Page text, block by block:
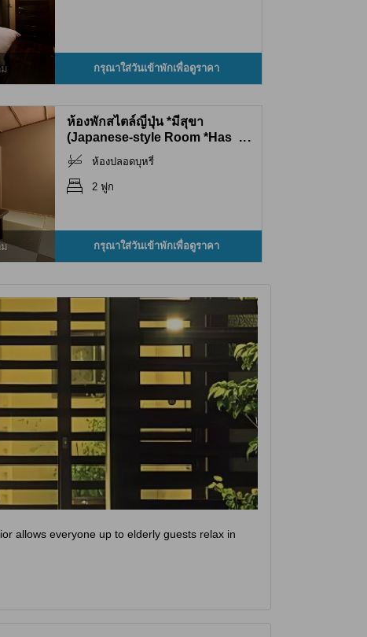
กรุณาใส่วันเข้าพักเพื่อดูราคา
ห้องพักสไตล์ญี่ปุ่น *มีสุขา
(Japanese-style Room *Has
toilet)
...
ห้องปลอดบุหรี่
2 ฟูก
กรุณาใส่วันเข้าพักเพื่อดูราคา
allows everyone up to elderly guests relax in